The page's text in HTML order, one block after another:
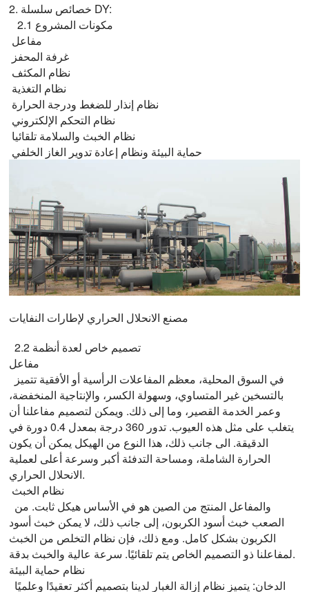
2. خصائص سلسلة DY:
2.1 مكونات المشروع
مفاعل
غرفة المحفز
نظام المكثف
نظام التغذية
نظام إنذار للضغط ودرجة الحرارة
نظام التحكم الإلكتروني
نظام الخبث والسلامة تلقائيا
حماية البيئة ونظام إعادة تدوير الغاز الخلفي
مصنع الانحلال الحراري لإطارات النفايات
2.2 تصميم خاص لعدة أنظمة
مفاعل
بالتسخين غير المتساوي، وسهولة الكسر، والإنتاجية المنخفضة،
وعمر الخدمة القصير، وما إلى ذلك. ويمكن لتصميم مفاعلنا أن
يتغلب على مثل هذه العيوب. تدور 360 درجة بمعدل 0.4 دورة في
الدقيقة. الى جانب ذلك، هذا النوع من الهيكل يمكن أن يكون
الحرارة الشاملة، ومساحة التدفئة أكبر وسرعة أعلى لعملية
الانحلال الحراري.
نظام الخبث
الصعب خبث أسود الكربون، إلى جانب ذلك، لا يمكن خبث أسود
الكربون بشكل كامل. ومع ذلك، فإن نظام التخلص من الخبث
لمفاعلنا ذو التصميم الخاص يتم تلقائيًا. سرعة عالية والخبث بدقة.
نظام حماية البيئة